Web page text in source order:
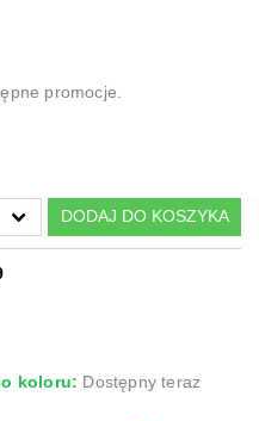
promocje.
DODAJ DO KOSZYKA
koloru: Dostępny teraz